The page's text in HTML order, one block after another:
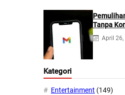
Tanpa
April 26,
Kategori
Entertainment (149)